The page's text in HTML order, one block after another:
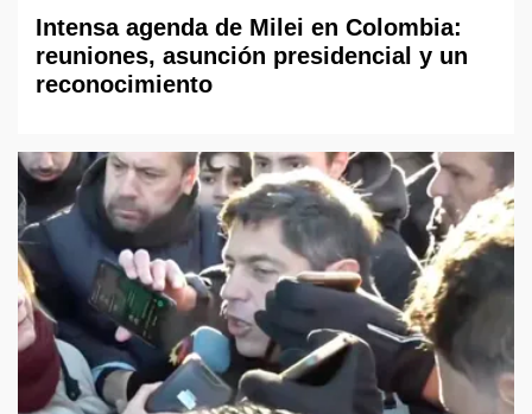
Intensa agenda de Milei en Colombia:
reuniones, asunción presidencial y un
reconocimiento